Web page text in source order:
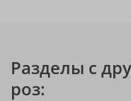
Разделы с
роз: